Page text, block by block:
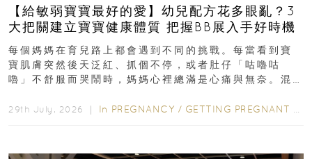
【給敏弱寶寶最好的愛】幼兒配方花多眼亂？3
大把關建立寶寶健康體質 把握BB展入手好時機
每個媽媽在育兒路上都會遇到不同的挑戰。每當看到寶
寶肌膚突然後天泛紅、抓個不停，或者肚仔「咕嚕咕
嚕」不舒服而哭鬧時，媽媽心裡總滿是心痛與無奈。混
29th July, 2026 ｜ In PREGNANCY / GETTING PREGNANT